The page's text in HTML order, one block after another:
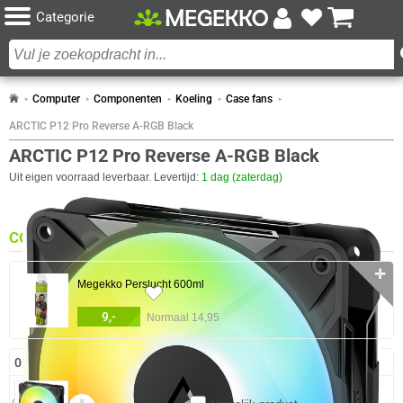
Categorie
Computer Componenten Koeling Case fans
ARCTIC P12 Pro Reverse A-RGB Black
ARCTIC P12 Pro Reverse A-RGB Black
Uit eigen voorraad leverbaar. Levertijd: 1 dag (zaterdag)
COMBINEER
Megekko Perslucht 600ml
9,- Normaal 14,95
✛
0 artikelen geselecteerd